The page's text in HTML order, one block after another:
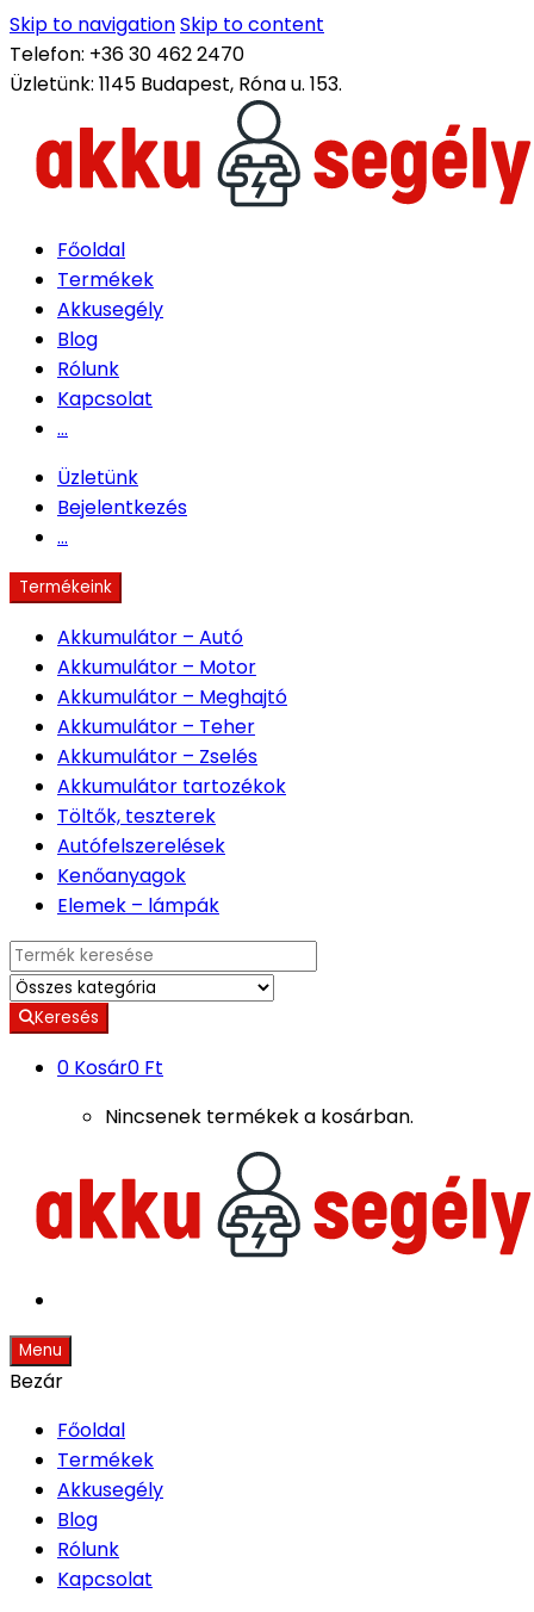
Skip to navigationSkip to content
Telefon: +36 30 462 2470
Üzletünk: 1145 Budapest, Róna u. 153.
Főoldal
Termékek
Akkusegély
Blog
Rólunk
Kapcsolat
...
Üzletünk
Bejelentkezés
...
Termékeink
Akkumulátor – Autó
Akkumulátor – Motor
Akkumulátor – Meghajtó
Akkumulátor – Teher
Akkumulátor – Zselés
Akkumulátor tartozékok
Töltők, teszterek
Autófelszerelések
Kenőanyagok
Elemek – lámpák
Search for:
Keresés
0 Kosár0 Ft
Nincsenek termékek a kosárban.
Menu
Bezár
Főoldal
Termékek
Akkusegély
Blog
Rólunk
Kapcsolat